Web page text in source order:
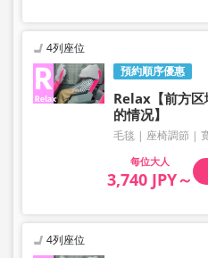
預約順序優惠
4列座位
Relax【前方区
的情况】
毛毯 座椅調節
大人
3,740 JPY～
4列座位